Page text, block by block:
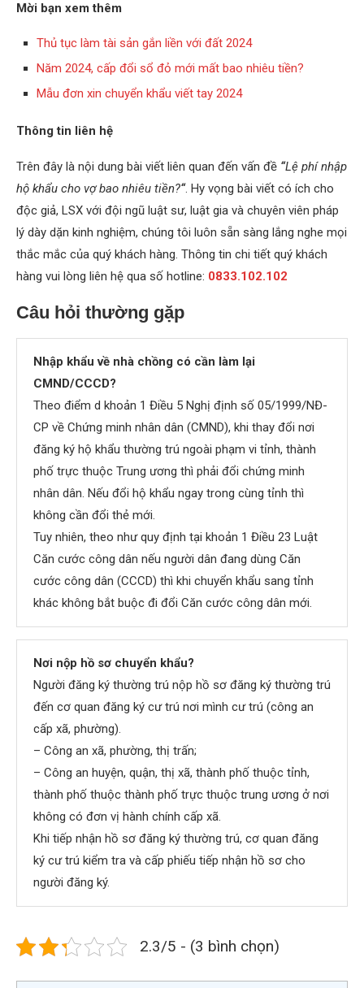
Mời bạn xem thêm
Thủ tục làm tài sản gắn liền với đất 2024
Năm 2024, cấp đổi sổ đỏ mới mất bao nhiêu tiền?
Mẫu đơn xin chuyển khẩu viết tay 2024
Thông tin liên hệ
Trên đây là nội dung bài viết liên quan đến vấn đề “Lệ phí nhập
hộ khẩu cho vợ bao nhiêu tiền?“. Hy vọng bài viết có ích cho
độc giả, LSX với đội ngũ luật sư, luật gia và chuyên viên pháp
lý dày dặn kinh nghiệm, chúng tôi luôn sẵn sàng lắng nghe mọi
thắc mắc của quý khách hàng. Thông tin chi tiết quý khách
hàng vui lòng liên hệ qua số hotline: 0833.102.102
Câu hỏi thường gặp
Nhập khẩu về nhà chồng có cần làm lại
CMND/CCCD?
Theo điểm d khoản 1 Điều 5 Nghị định số 05/1999/NĐ-
CP về Chứng minh nhân dân (CMND), khi thay đổi nơi
đăng ký hộ khẩu thường trú ngoài phạm vi tỉnh, thành
phố trực thuộc Trung ương thì phải đổi chứng minh
nhân dân. Nếu đổi hộ khẩu ngay trong cùng tỉnh thì
không cần đổi thẻ mới.
Tuy nhiên, theo như quy định tại khoản 1 Điều 23 Luật
Căn cước công dân nếu người dân đang dùng Căn
cước công dân (CCCD) thì khi chuyển khẩu sang tỉnh
khác không bắt buộc đi đổi Căn cước công dân mới.
Nơi nộp hồ sơ chuyển khẩu?
Người đăng ký thường trú nộp hồ sơ đăng ký thường trú
đến cơ quan đăng ký cư trú nơi mình cư trú (công an
cấp xã, phường).
– Công an xã, phường, thị trấn;
– Công an huyện, quận, thị xã, thành phố thuộc tỉnh,
thành phố thuộc thành phố trực thuộc trung ương ở nơi
không có đơn vị hành chính cấp xã.
Khi tiếp nhận hồ sơ đăng ký thường trú, cơ quan đăng
ký cư trú kiểm tra và cấp phiếu tiếp nhận hồ sơ cho
người đăng ký.
2.3/5 - (3 bình chọn)